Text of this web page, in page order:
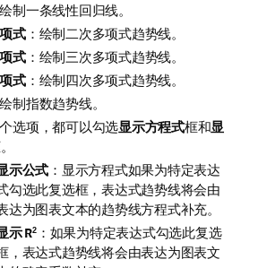
制一条线性回归线。
式：绘制二次多项式趋势线。
式：绘制三次多项式趋势线。
式：绘制四次多项式趋势线。
制指数趋势线。
选项，都可以勾选显示方程式框和显
示公式 ：显示方程式如果为特定表达
勾选此复选框，表达式趋势线将会由
达为图表文本的趋势线方程式补充。
示 R2：如果为特定表达式勾选此复选
，表达式趋势线将会由表达为图表文